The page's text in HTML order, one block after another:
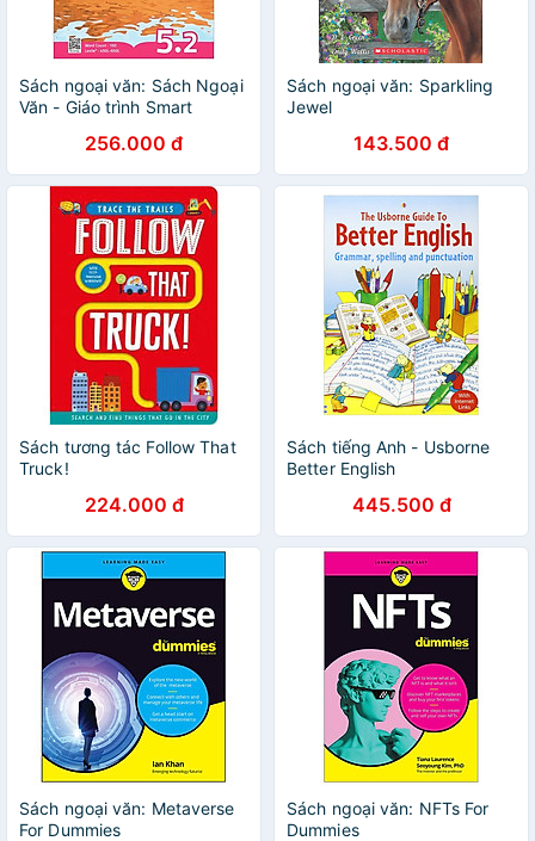
Sách ngoại văn: Sách Ngoại
Văn - Giáo trình Smart
256.000 đ
Sách ngoại văn: Sparkling
Jewel
143.500 đ
Sách tương tác Follow That
Truck!
224.000 đ
Sách tiếng Anh - Usborne
Better English
445.500 đ
Sách ngoại văn: Metaverse
For Dummies
Sách ngoại văn: NFTs For
Dummies